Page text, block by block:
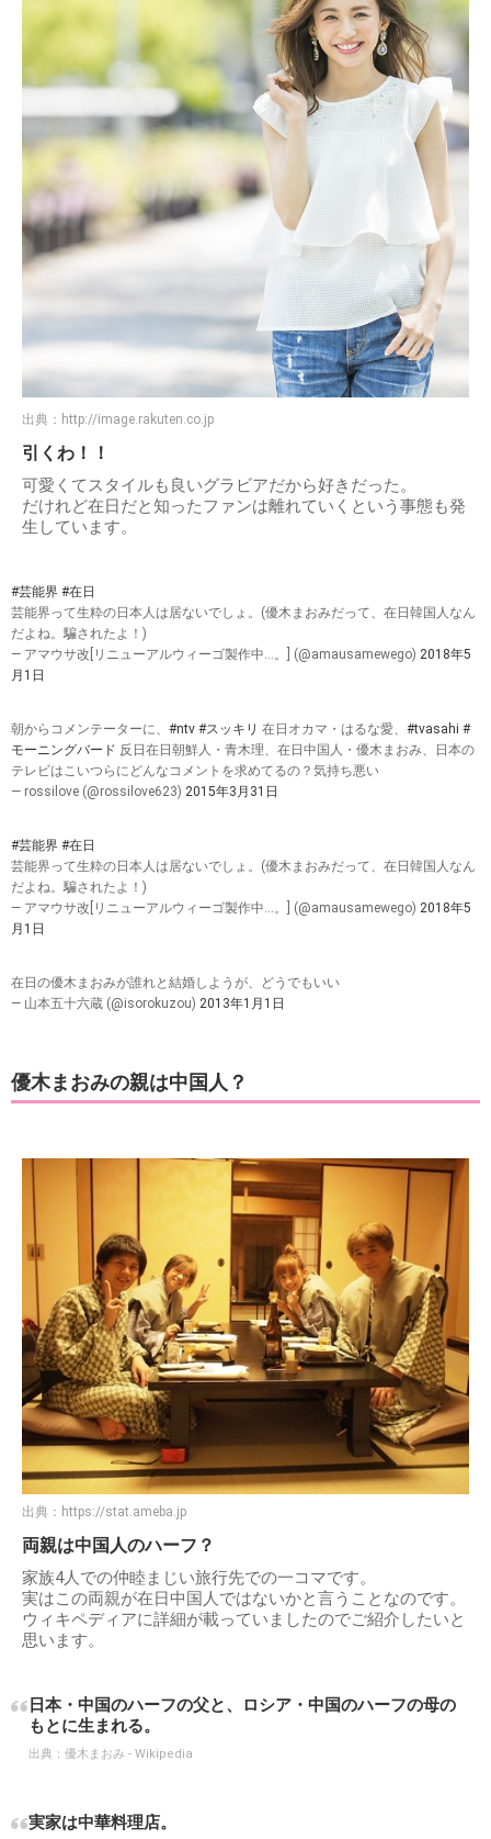
出典： http://image.rakuten.co.jp
引くわ！！
可愛くてスタイルも良いグラビアだから好きだった。
だけれど在日だと知ったファンは離れていくという事態も発
生しています。
#芸能界 #在日
芸能界って生粋の日本人は居ないでしょ。(優木まおみだって、在日韓国人なん
だよね。騙されたよ！)
— アマウサ改[リニューアルウィーゴ製作中…。] (@amausamewego) 2018年5
月1日
朝からコメンテーターに、 #ntv #スッキリ 在日オカマ・はるな愛、 #tvasahi #
モーニングバード 反日在日朝鮮人・青木理、在日中国人・優木まおみ、日本の
テレビはこいつらにどんなコメントを求めてるの？気持ち悪い
— rossilove (@rossilove623) 2015年3月31日
#芸能界 #在日
芸能界って生粋の日本人は居ないでしょ。(優木まおみだって、在日韓国人なん
だよね。騙されたよ！)
— アマウサ改[リニューアルウィーゴ製作中…。] (@amausamewego) 2018年5
月1日
在日の優木まおみが誰れと結婚しようが、どうでもいい
— 山本五十六蔵 (@isorokuzou) 2013年1月1日
優木まおみの親は中国人？
出典： https://stat.ameba.jp
両親は中国人のハーフ？
家族4人での仲睦まじい旅行先での一コマです。
実はこの両親が在日中国人ではないかと言うことなのです。
ウィキペディアに詳細が載っていましたのでご紹介したいと
思います。
日本・中国のハーフの父と、ロシア・中国のハーフの母の
もとに生まれる。
出典： 優木まおみ - Wikipedia
実家は中華料理店。